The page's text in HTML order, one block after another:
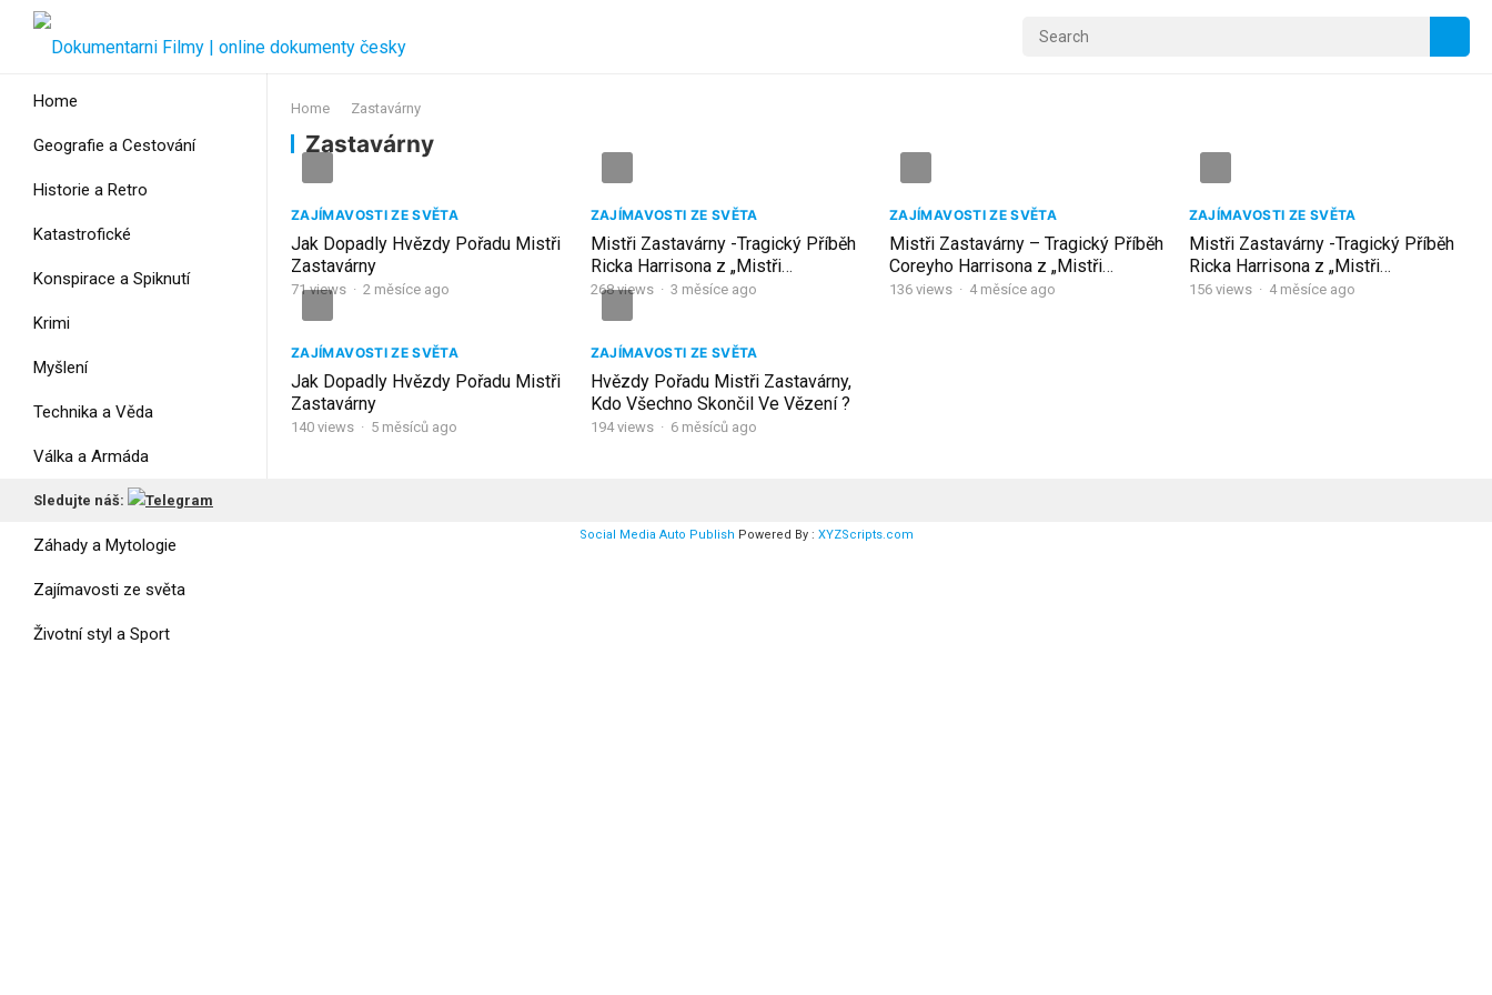
Home
Geografie a Cestování
Historie a Retro
Katastrofické
Konspirace a Spiknutí
Krimi
Myšlení
Technika a Věda
Válka a Armáda
Vesmír a UFO
Záhady a Mytologie
Zajímavosti ze světa
Životní styl a Sport
Home Zastavárny
Zastavárny
ZAJÍMAVOSTI ZE SVĚTA
Jak Dopadly Hvězdy Pořadu Mistři
Zastavárny
71views · 2 měsíce ago
ZAJÍMAVOSTI ZE SVĚTA
Mistři Zastavárny -Tragický Příběh
Ricka Harrisona z „Mistři
Zastavárny“
268views · 3 měsíce ago
ZAJÍMAVOSTI ZE SVĚTA
Mistři Zastavárny – Tragický Příběh
Coreyho Harrisona z „Mistři
Zastavárny“
136 views · 4 měsíce ago
ZAJÍMAVOSTI ZE SVĚTA
Mistři Zastavárny -Tragický Příběh
Ricka Harrisona z „Mistři
Zastavárny“
156views · 4 měsíce ago
ZAJÍMAVOSTI ZE SVĚTA
Jak Dopadly Hvězdy Pořadu Mistři
Zastavárny
140 views · 5 měsíců ago
ZAJÍMAVOSTI ZE SVĚTA
Hvězdy Pořadu Mistři Zastavárny,
Kdo Všechno Skončil Ve Vězení ?
194views · 6 měsíců ago
Sledujte náš:
Social Media Auto Publish Powered By : XYZScripts.com